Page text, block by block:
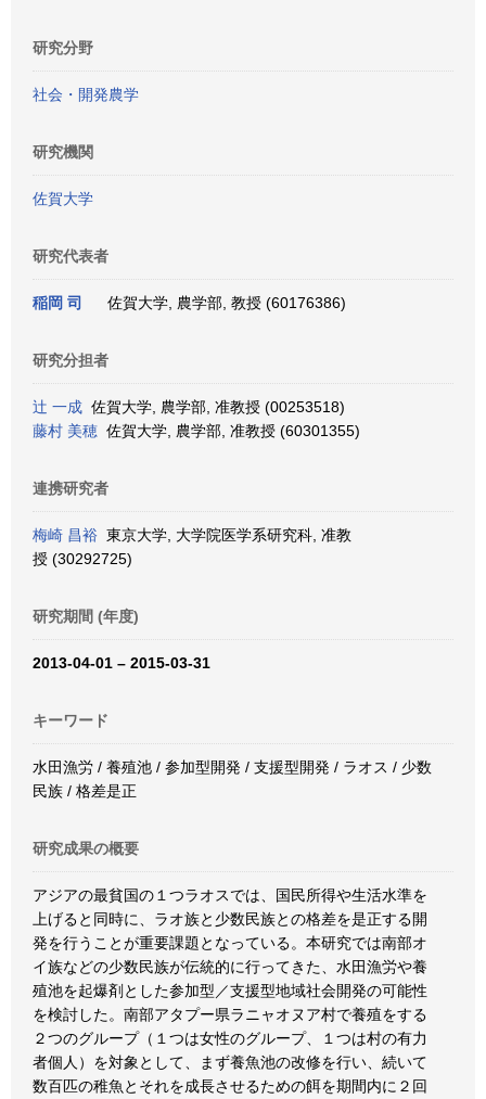
研究分野
社会・開発農学
研究機関
佐賀大学
研究代表者
稲岡 司 佐賀大学, 農学部, 教授 (60176386)
研究分担者
辻 一成 佐賀大学, 農学部, 准教授 (00253518)
藤村 美穂 佐賀大学, 農学部, 准教授 (60301355)
連携研究者
梅崎 昌裕 東京大学, 大学院医学系研究科, 准教
授 (30292725)
研究期間 (年度)
2013-04-01 – 2015-03-31
キーワード
水田漁労 / 養殖池 / 参加型開発 / 支援型開発 / ラオス / 少数
民族 / 格差是正
研究成果の概要
アジアの最貧国の１つラオスでは、国民所得や生活水準を
上げると同時に、ラオ族と少数民族との格差を是正する開
発を行うことが重要課題となっている。本研究では南部オ
イ族などの少数民族が伝統的に行ってきた、水田漁労や養
殖池を起爆剤とした参加型／支援型地域社会開発の可能性
を検討した。南部アタプー県ラニャオヌア村で養殖をする
２つのグループ（１つは女性のグループ、１つは村の有力
者個人）を対象として、まず養魚池の改修を行い、続いて
数百匹の稚魚とそれを成長させるための餌を期間内に２回